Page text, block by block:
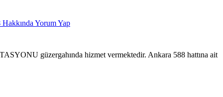
Hakkında Yorum Yap
güzergahında hizmet vermektedir. Ankara 588 hattına ait